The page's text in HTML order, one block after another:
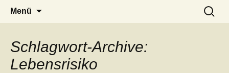
LUCKX
– das Magazin
Menü
Suchen
nach:
Schlagwort-Archive:
Lebensrisiko